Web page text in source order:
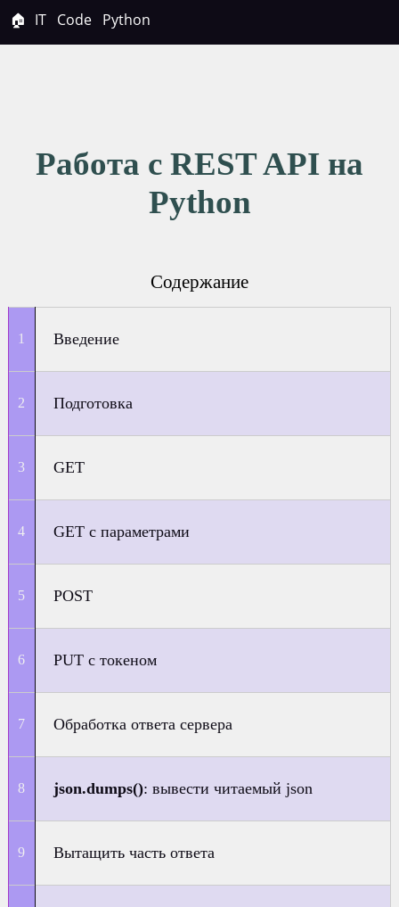
🏠 IT Code Python
Работа с REST API на
Python
Содержание
Введение
Подготовка
GET
GET с параметрами
POST
PUT с токеном
Обработка ответа сервера
json.dumps(): вывести читаемый json
Вытащить часть ответа